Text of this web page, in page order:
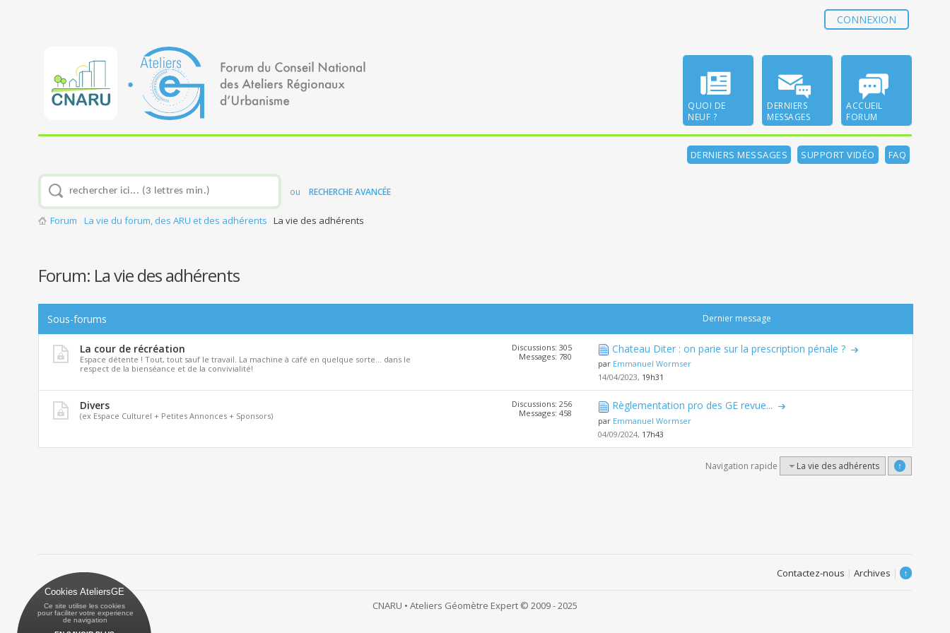
CONNEXION
QUOI DE
NEUF ?
DERNIERS
MESSAGES
ACCUEIL
FORUM
DERNIERS MESSAGES SUPPORT VIDÉO FAQ
ou RECHERCHE AVANCÉE
Forum La vie du forum, des ARU et des adhérents La vie des adhérents
Forum: La vie des adhérents
Sous-forums Dernier message
La cour de récréation
Espace détente ! Tout, tout sauf le travail. La machine à café en quelque sorte… dans le
respect de la bienséance et de la convivialité!
Discussions: 305
Messages: 780
Chateau Diter : on parie sur la prescription pénale ?
par Emmanuel Wormser
14/04/2023, 19h31
Divers
(ex Espace Culturel + Petites Annonces + Sponsors)
Discussions: 256
Messages: 458
Règlementation pro des GE revue...
par Emmanuel Wormser
04/09/2024, 17h43
Navigation rapide La vie des adhérents ↑
Contactez-nous |Archives | ↑
CNARU • Ateliers Géomètre Expert © 2009 - 2025
Cookies AteliersGE
Ce site utilise les cookies
pour faciliter votre experience
de navigation